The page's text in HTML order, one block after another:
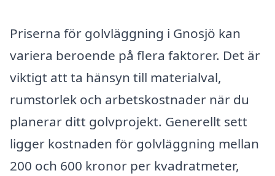
Priserna för golvläggning i Gnosjö kan
variera beroende på flera faktorer. Det är
viktigt att ta hänsyn till materialval,
rumstorlek och arbetskostnader när du
planerar ditt golvprojekt. Generellt sett
ligger kostnaden för golvläggning mellan
200 och 600 kronor per kvadratmeter,